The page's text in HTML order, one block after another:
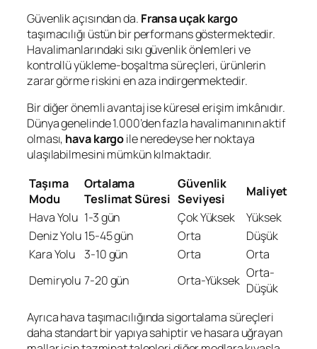
Güvenlik açısından da. Fransa uçak kargo
taşımacılığı üstün bir performans göstermektedir.
Havalimanlarındaki sıkı güvenlik önlemleri ve
kontrollü yükleme-boşaltma süreçleri, ürünlerin
zarar görme riskini en aza indirgenmektedir.
Bir diğer önemli avantaj ise küresel erişim imkânıdır.
Dünya genelinde 1.000’den fazla havalimanının aktif
olması, hava kargoile neredeyse her noktaya
ulaşılabilmesini mümkün kılmaktadır.
Taşıma
Modu
Ortalama
Teslimat Süresi
Güvenlik
Seviyesi
Maliyet
Hava Yolu 1-3 gün Çok Yüksek
Yüksek
Deniz Yolu 15-45 gün Orta
Düşük
Kara Yolu
3-10 gün Orta
Orta
Demiryolu 7-20 gün Orta-Yüksek Orta-
Düşük
Ayrıca hava taşımacılığında sigortalama süreçleri
daha standart bir yapıya sahiptir ve hasara uğrayan